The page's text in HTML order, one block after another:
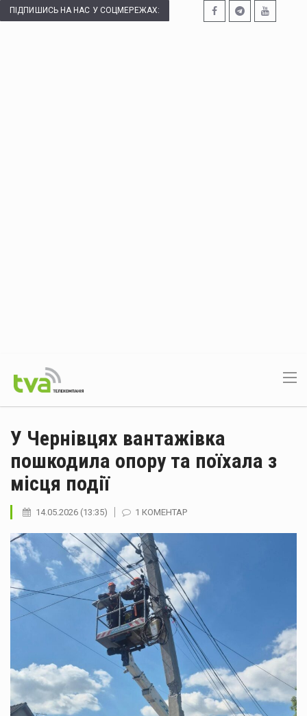
ПІДПИШИСЬ НА НАС У СОЦМЕРЕЖАХ:
У Чернівцях вантажівка
пошкодила опору та поїхала з
місця події
14.05.2026 (13:35) 1 КОМЕНТАР